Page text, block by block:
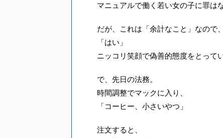
マニュアルで働く若い女の子に罪は
だが、これは「余計なこと」なので
「はい」
ニッコリ笑顔で偽善的態度をとってい
で、先日の法務。
時間調整でマックに入り、
「コーヒー、小さいやつ」
注文すると、